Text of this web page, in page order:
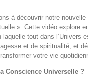
à découvrir notre
». Cette vidéo explore
laquelle tout dans l’Univers
et de spiritualité, et
votre vie
Conscience Universelle ?